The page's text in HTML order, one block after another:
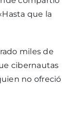
que la
miles de
cibernautas
no ofreció